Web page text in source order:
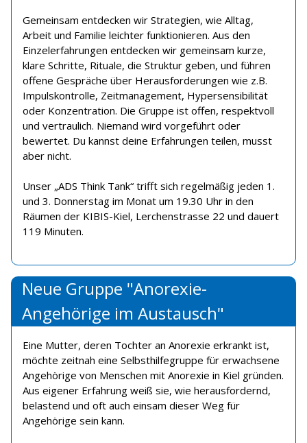
Gemeinsam entdecken wir Strategien, wie Alltag,
Arbeit und Familie leichter funktionieren. Aus den
Einzelerfahrungen entdecken wir gemeinsam kurze,
klare Schritte, Rituale, die Struktur geben, und führen
offene Gespräche über Herausforderungen wie z.B.
Impulskontrolle, Zeitmanagement, Hypersensibilität
oder Konzentration. Die Gruppe ist offen, respektvoll
und vertraulich. Niemand wird vorgeführt oder
bewertet. Du kannst deine Erfahrungen teilen, musst
aber nicht.
Unser „ADS Think Tank“ trifft sich regelmäßig jeden 1.
und 3. Donnerstag im Monat um 19.30 Uhr in den
Räumen der KIBIS-Kiel, Lerchenstrasse 22 und dauert
119 Minuten.
Neue Gruppe "Anorexie-
Angehörige im Austausch"
Eine Mutter, deren Tochter an Anorexie erkrankt ist,
möchte zeitnah eine Selbsthilfegruppe für erwachsene
Angehörige von Menschen mit Anorexie in Kiel gründen.
Aus eigener Erfahrung weiß sie, wie herausfordernd,
belastend und oft auch einsam dieser Weg für
Angehörige sein kann.